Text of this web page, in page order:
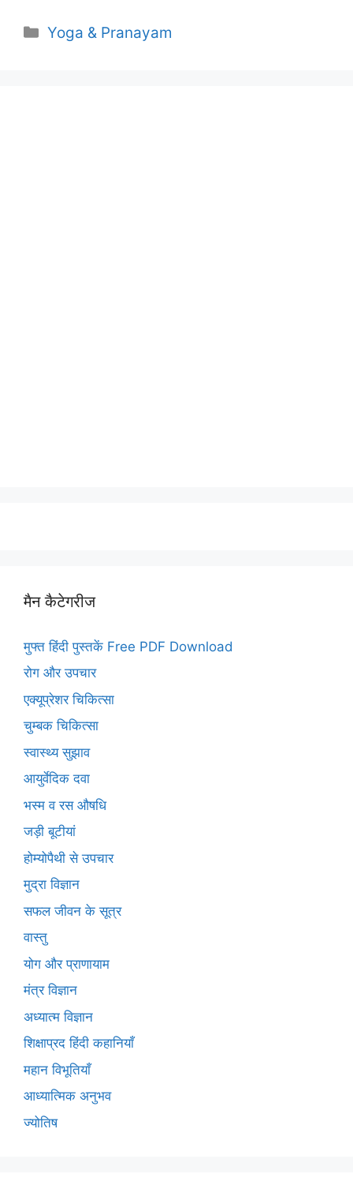
Categories
Yoga & Pranayam
मैन कैटेगरीज
मुफ्त हिंदी पुस्तकें Free PDF Download
रोग और उपचार
एक्यूप्रेशर चिकित्सा
चुम्बक चिकित्सा
स्वास्थ्य सुझाव
आयुर्वेदिक दवा
भस्म व रस औषधि
जड़ी बूटीयां
होम्योपैथी से उपचार
मुद्रा विज्ञान
सफल जीवन के सूत्र
वास्तु
योग और प्राणायाम
मंत्र विज्ञान
अध्यात्म विज्ञान
शिक्षाप्रद हिंदी कहानियाँ
महान विभूतियाँ
आध्यात्मिक अनुभव
ज्योतिष